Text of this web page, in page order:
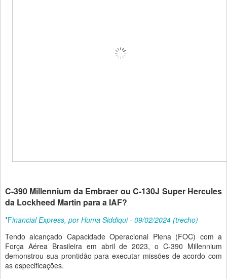
C-390 Millennium da Embraer ou C-130J Super Hercules
da Lockheed Martin para a IAF?
*Financial Express, por Huma Siddiqui - 09/02/2024 (trecho)
Tendo alcançado Capacidade Operacional Plena (FOC) com a
Força Aérea Brasileira em abril de 2023, o C-390 Millennium
demonstrou sua prontidão para executar missões de acordo com
as especificações.